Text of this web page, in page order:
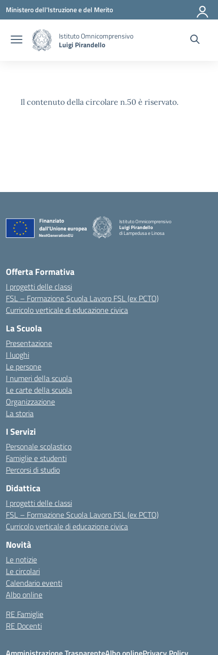
Vai ai contenuti
Vai al menu di navigazione
Vai al footer
Ministero dell'Istruzione e del Merito
Istituto Omnicomprensivo
Luigi Pirandello
Il contenuto della circolare n.50 è riservato.
Istituto Omnicomprensivo
Luigi Pirandello
di Lampedusa e Linosa
Offerta Formativa
I progetti delle classi
FSL – Formazione Scuola Lavoro FSL (ex PCTO)
Curricolo verticale di educazione civica
La Scuola
Presentazione
I luoghi
Le persone
I numeri della scuola
Le carte della scuola
Organizzazione
La storia
I Servizi
Personale scolastico
Famiglie e studenti
Percorsi di studio
Didattica
I progetti delle classi
FSL – Formazione Scuola Lavoro FSL (ex PCTO)
Curricolo verticale di educazione civica
Novità
Le notizie
Le circolari
Calendario eventi
Albo online
RE Famiglie
RE Docenti